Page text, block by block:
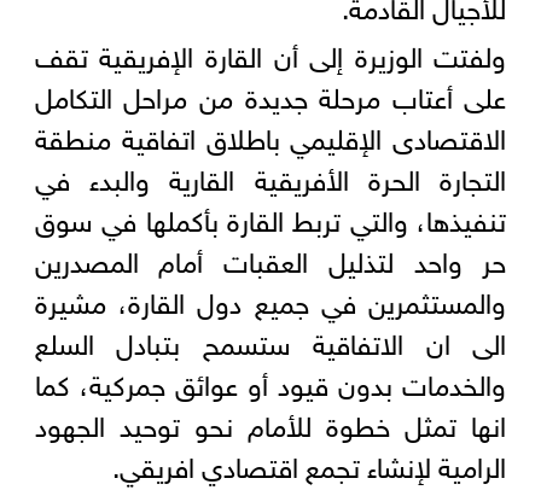
ولفتت الوزيرة إلى أن القارة الإفريقية تقف
على أعتاب مرحلة جديدة من مراحل التكامل
الاقتصادى الإقليمي باطلاق اتفاقية منطقة
التجارة الحرة الأفريقية القارية والبدء في
تنفيذها، والتي تربط القارة بأكملها في سوق
حر واحد لتذليل العقبات أمام المصدرين
والمستثمرين في جميع دول القارة، مشيرة
الى ان الاتفاقية ستسمح بتبادل السلع
والخدمات بدون قيود أو عوائق جمركية، كما
انها تمثل خطوة للأمام نحو توحيد الجهود
الرامية لإنشاء تجمع اقتصادي افريقي.